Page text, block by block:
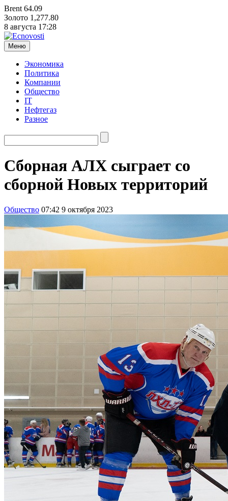
Brent 64.09
Золото 1,277.80
8 августа 17:28
Меню
Экономика
Политика
Компании
Общество
IT
Нефтегаз
Разное
Сборная АЛХ сыграет со
сборной Новых территорий
Общество 07:42 9 октября 2023